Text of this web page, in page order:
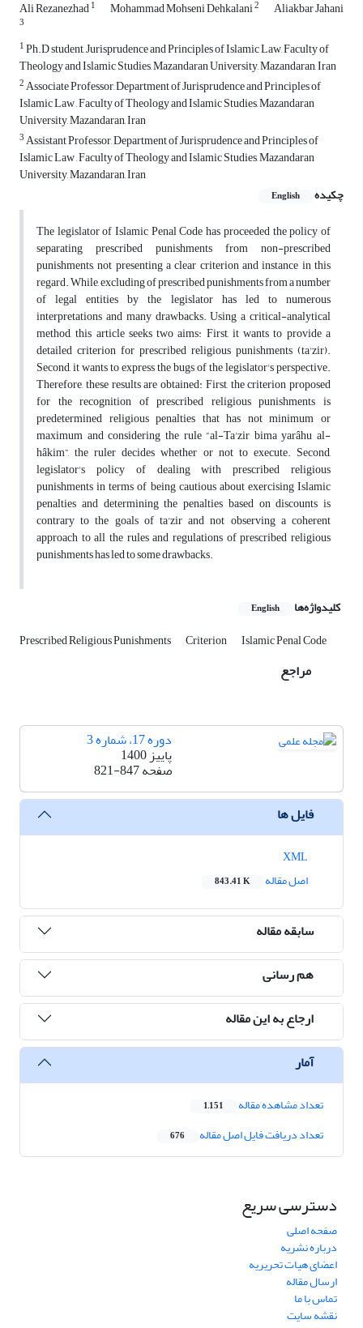
Ali Rezanezhad1 Mohammad Mohseni Dehkalani2 Aliakbar Jahani
3
1Ph.D student, Jurisprudence and Principles of Islamic Law, Faculty of
Theology and Islamic Studies, Mazandaran University, Mazandaran, Iran
2Associate Professor, Department of Jurisprudence and Principles of
Islamic Law , Faculty of Theology and Islamic Studies, Mazandaran
University, Mazandaran, Iran
3Assistant Professor, Department of Jurisprudence and Principles of
Islamic Law , Faculty of Theology and Islamic Studies, Mazandaran
University, Mazandaran, Iran
چکیده
English
The legislator of Islamic Penal Code has proceeded the policy of
separating prescribed punishments from non-prescribed
punishments, not presenting a clear criterion and instance in this
regard. While, excluding of prescribed punishments from a number
of legal entities by the legislator has led to numerous
interpretations and many drawbacks. Using a critical-analytical
method, this article seeks two aims: First, it wants to provide a
detailed criterion for prescribed religious punishments (ta'zir).
Second, it wants to express the bugs of the legislator's perspective.
Therefore, these results are obtained: First, the criterion proposed
for the recognition of prescribed religious punishments is
predetermined religious penalties that has not minimum or
maximum and considering the rule “al-Ta'zir bima yarâhu al-
hâkim”, the ruler decides whether or not to execute. Second,
legislator's policy of dealing with prescribed religious
punishments in terms of being cautious about exercising Islamic
penalties and determining the penalties based on discounts is
contrary to the goals of ta'zir and not observing a coherent
approach to all the rules and regulations of prescribed religious
punishments has led to some drawbacks.
کلیدواژه‌ها English
Prescribed Religious Punishments Criterion Islamic Penal Code
مراجع
دوره 17، شماره 3
پاییز 1400
صفحه821-847
فایل ها
اصل مقاله
843.41 K
سابقه مقاله
هم رسانی
ارجاع به این مقاله
آمار
تعداد مشاهده مقاله 1,151
تعداد دریافت فایل اصل مقاله 676
دسترسی سریع
صفحه اصلی
درباره نشریه
اعضای هیات تحریریه
ارسال مقاله
تماس با ما
نقشه سایت